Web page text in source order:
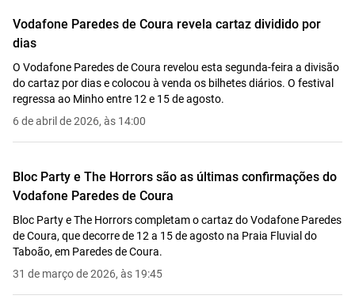
Vodafone Paredes de Coura revela cartaz dividido por
dias
O Vodafone Paredes de Coura revelou esta segunda-feira a divisão
do cartaz por dias e colocou à venda os bilhetes diários. O festival
regressa ao Minho entre 12 e 15 de agosto.
6 de abril de 2026, às 14:00
Bloc Party e The Horrors são as últimas confirmações do
Vodafone Paredes de Coura
Bloc Party e The Horrors completam o cartaz do Vodafone Paredes
de Coura, que decorre de 12 a 15 de agosto na Praia Fluvial do
Taboão, em Paredes de Coura.
31 de março de 2026, às 19:45